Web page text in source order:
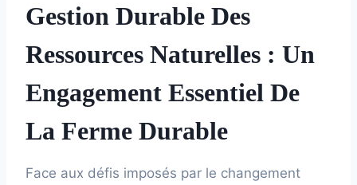
Gestion Durable Des
Ressources Naturelles : Un
Engagement Essentiel De
La Ferme Durable
Face aux défis imposés par le changement